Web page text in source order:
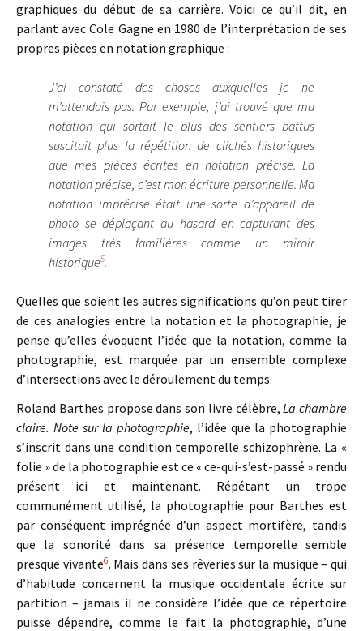
graphiques du début de sa carrière. Voici ce qu’il dit, en
parlant avec Cole Gagne en 1980 de l’interprétation de ses
propres pièces en notation graphique :
J’ai constaté des choses auxquelles je ne
m’attendais pas. Par exemple, j’ai trouvé que ma
notation qui sortait le plus des sentiers battus
suscitait plus la répétition de clichés historiques
que mes pièces écrites en notation précise. La
notation précise, c’est mon écriture personnelle. Ma
notation imprécise était une sorte d’appareil de
photo se déplaçant au hasard en capturant des
images très familières comme un miroir
historique5.
Quelles que soient les autres significations qu’on peut tirer
de ces analogies entre la notation et la photographie, je
pense qu’elles évoquent l’idée que la notation, comme la
photographie, est marquée par un ensemble complexe
d’intersections avec le déroulement du temps.
Roland Barthes propose dans son livre célèbre,La chambre
claire. Note sur la photographie, l’idée que la photographie
s’inscrit dans une condition temporelle schizophrène. La «
folie » de la photographie est ce « ce-qui-s’est-passé » rendu
présent ici et maintenant. Répétant un trope
communément utilisé, la photographie pour Barthes est
par conséquent imprégnée d’un aspect mortifère, tandis
que la sonorité dans sa présence temporelle semble
presque vivante6. Mais dans ses rêveries sur la musique – qui
d’habitude concernent la musique occidentale écrite sur
partition – jamais il ne considère l’idée que ce répertoire
puisse dépendre, comme le fait la photographie, d’une